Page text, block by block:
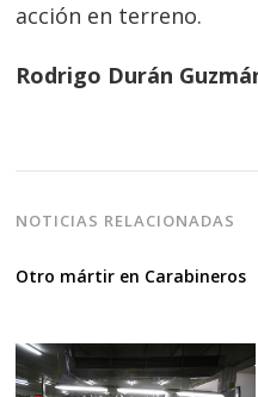
acción en terreno.
Rodrigo Durán
NOTICIAS RELACIONADAS
Otro mártir en Carabineros